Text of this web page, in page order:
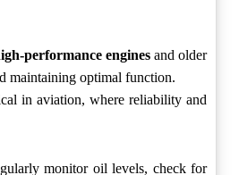
performance enginesand older
maintaining optimal function.
in aviation, where reliability and
monitor oil levels, check for